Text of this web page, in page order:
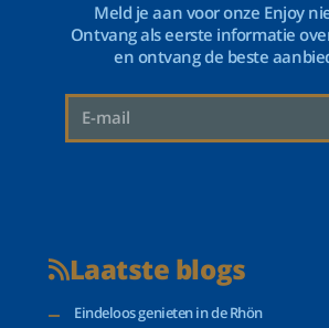
Meld je aan voor onze Enjoy
Ontvang als eerste informatie
en ontvang de beste
Laatste blogs
Eindeloos genieten in de Rhön